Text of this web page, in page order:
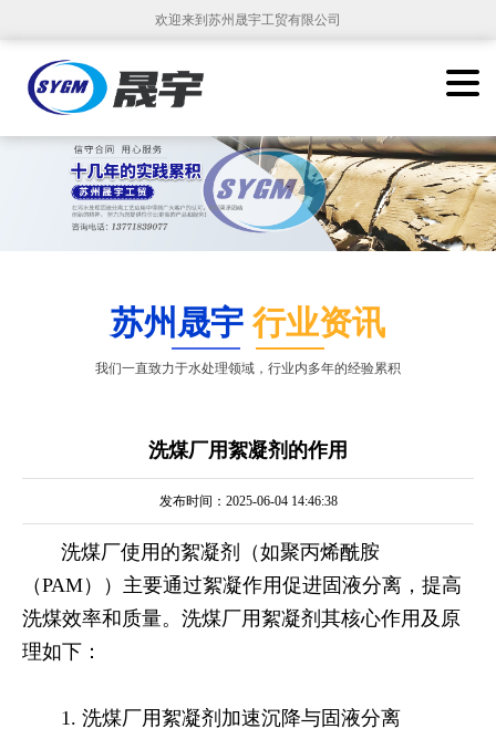
欢迎来到苏州晟宇工贸有限公司
苏州晟宇 行业资讯
我们一直致力于水处理领域，行业内多年的经验累积
洗煤厂用絮凝剂的作用
发布时间：2025-06-04 14:46:38
洗煤厂使用的絮凝剂（如聚丙烯酰胺
（PAM））主要通过絮凝作用促进固液分离，提高
洗煤效率和质量。洗煤厂用絮凝剂其核心作用及原
理如下：
1. ‌洗煤厂用絮凝剂加速沉降与固液分离‌